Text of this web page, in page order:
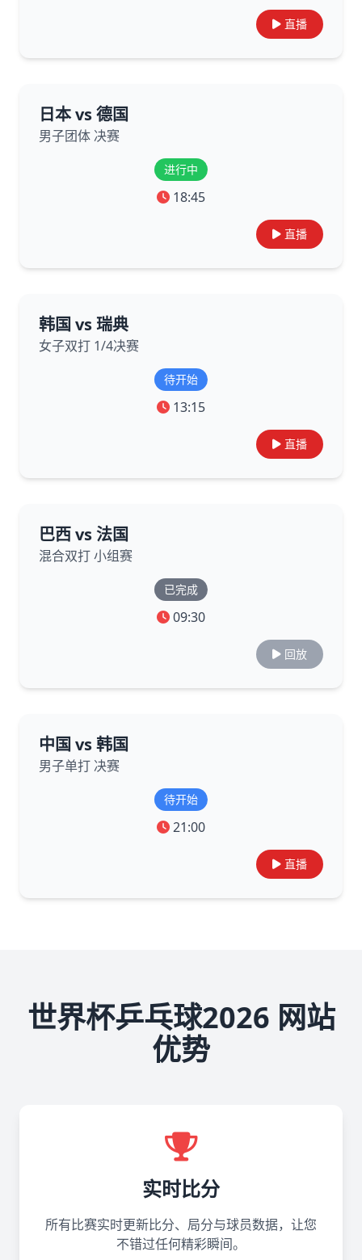
直播
日本 vs 德国
男子团体 决赛
进行中
18:45
直播
韩国 vs 瑞典
女子双打 1/4决赛
待开始
13:15
直播
巴西 vs 法国
混合双打 小组赛
已完成
09:30
回放
中国 vs 韩国
男子单打 决赛
待开始
21:00
直播
世界杯乒乓球2026 网站
优势
实时比分
所有比赛实时更新比分、局分与球员数据，让您
不错过任何精彩瞬间。